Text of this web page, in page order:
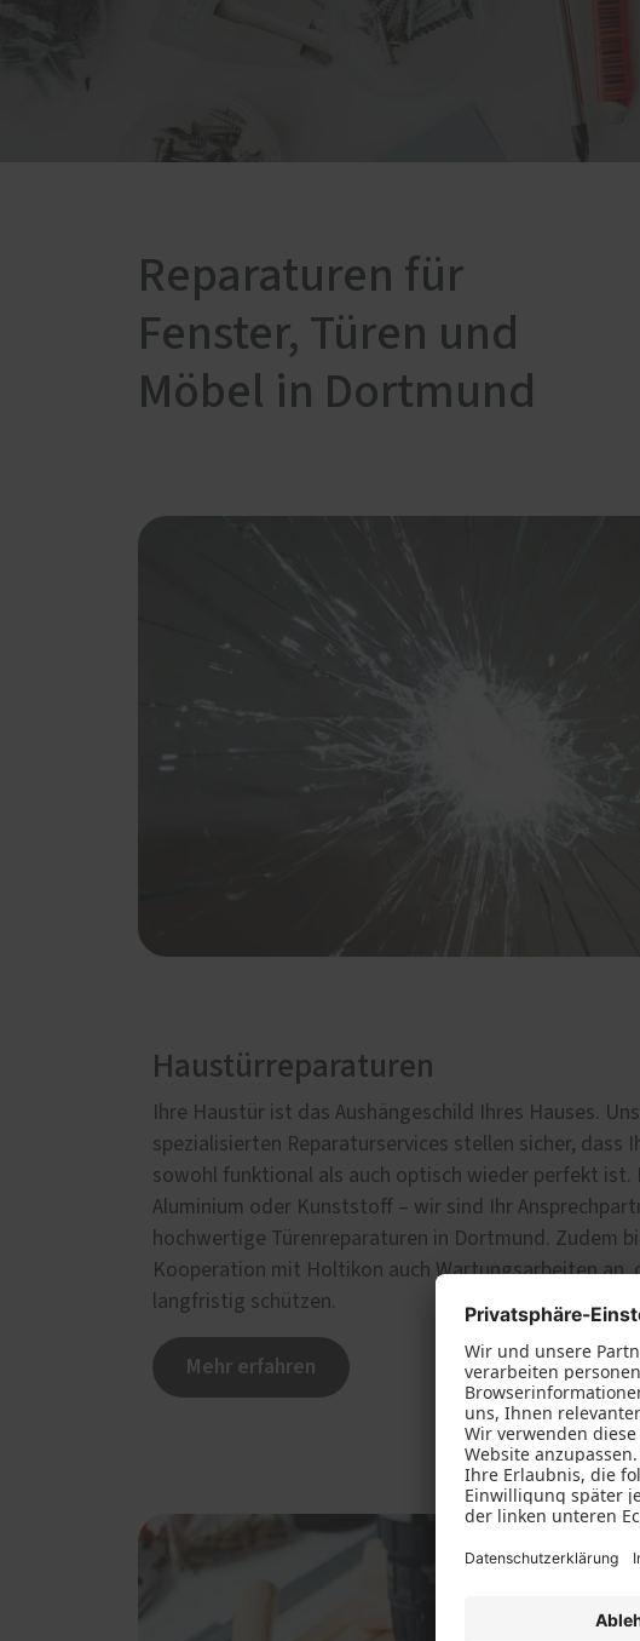
Reparaturen für
Fenster, Türen und
Möbel in Dortmund
Haustürreparaturen
Ihre Haustür ist das Aushängeschild Ihres Hauses.
spezialisierten Reparaturservices stellen sicher, dass
sowohl funktional als auch optisch wieder perfekt ist.
Aluminium oder Kunststoff – wir sind Ihr
hochwertige Türenreparaturen in Dortmund. Zudem
Kooperation mit Holtikon auch Wartungsarbeiten an,
langfristig schützen.
Mehr erfahren